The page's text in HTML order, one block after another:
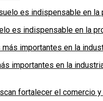
es indispensable en la
importantes en la